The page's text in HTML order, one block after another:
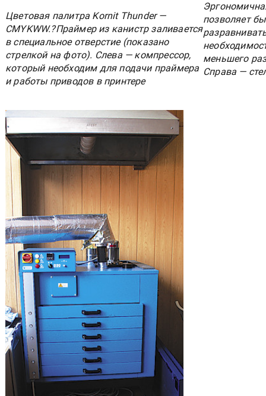
Цветовая палитра Kornit Thunder —
CMYKWW.?Праймер из канистр заливается
в специальное отверстие (показано
стрелкой на фото). Слева — компрессор,
который необходим для подачи праймера
и работы приводов в принтере
позволяет
меньшего
Справа —